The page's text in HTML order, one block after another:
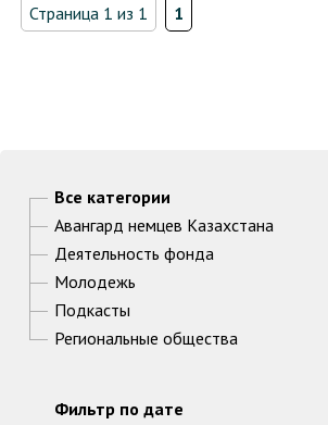
Страница 1 из 1 1
Все категории
Авангард немцев Казахстана
Деятельность фонда
Молодежь
Подкасты
Региональные общества
Фильтр по дате